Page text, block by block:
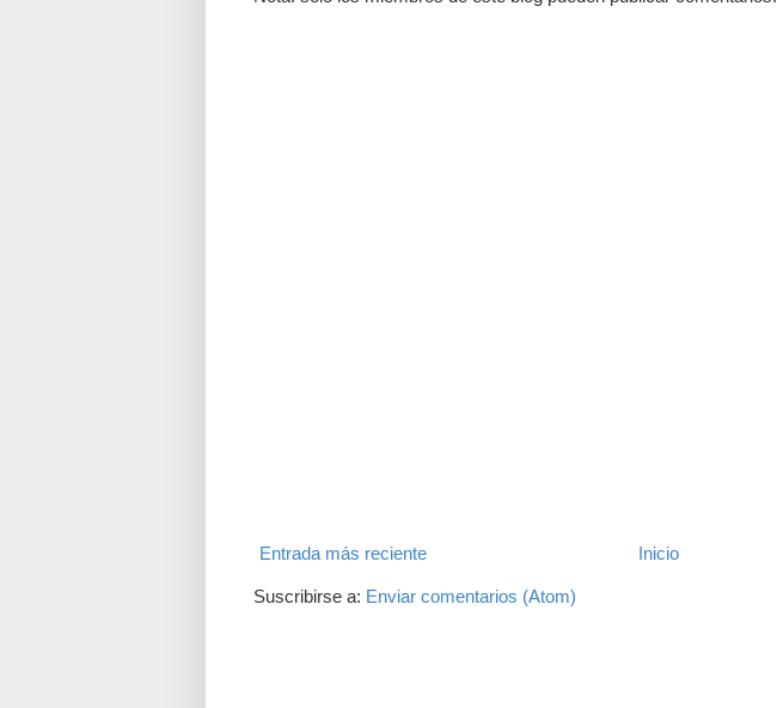
Entrada más reciente Inicio
Suscribirse a: Enviar comentarios (Atom)